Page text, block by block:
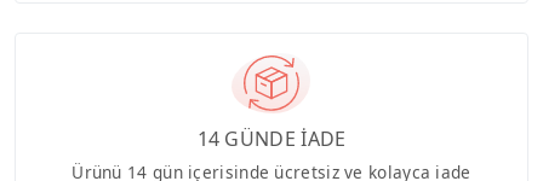
14 GÜNDE İADE
Ürünü 14 gün içerisinde ücretsiz ve kolayca iade